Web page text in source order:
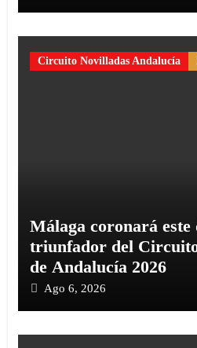
Circuito Novilladas Andalucía
Málaga coronará este
triunfador del
de Andalucía 2026
Ago 6, 2026